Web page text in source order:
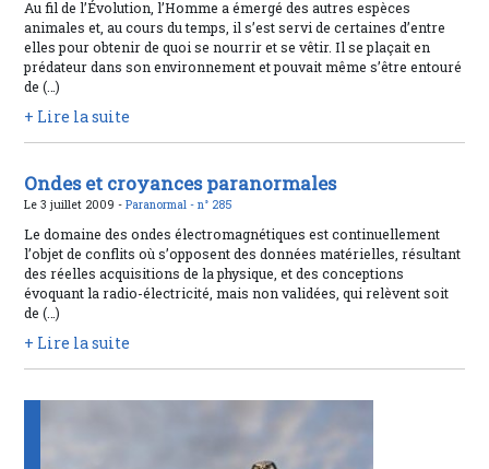
Au fil de l’Évolution, l’Homme a émergé des autres espèces
animales et, au cours du temps, il s’est servi de certaines d’entre
elles pour obtenir de quoi se nourrir et se vêtir. Il se plaçait en
prédateur dans son environnement et pouvait même s’être entouré
de (…)
+ Lire la suite
Ondes et croyances paranormales
Le 3 juillet 2009 -Paranormal -n° 285
Le domaine des ondes électromagnétiques est continuellement
l’objet de conflits où s’opposent des données matérielles, résultant
des réelles acquisitions de la physique, et des conceptions
évoquant la radio-électricité, mais non validées, qui relèvent soit
de (…)
+ Lire la suite